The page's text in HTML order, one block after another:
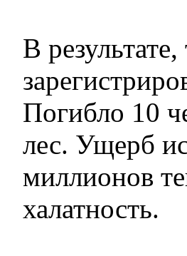
В
Погибло 10
лес. Ущерб
миллионов
халатность.